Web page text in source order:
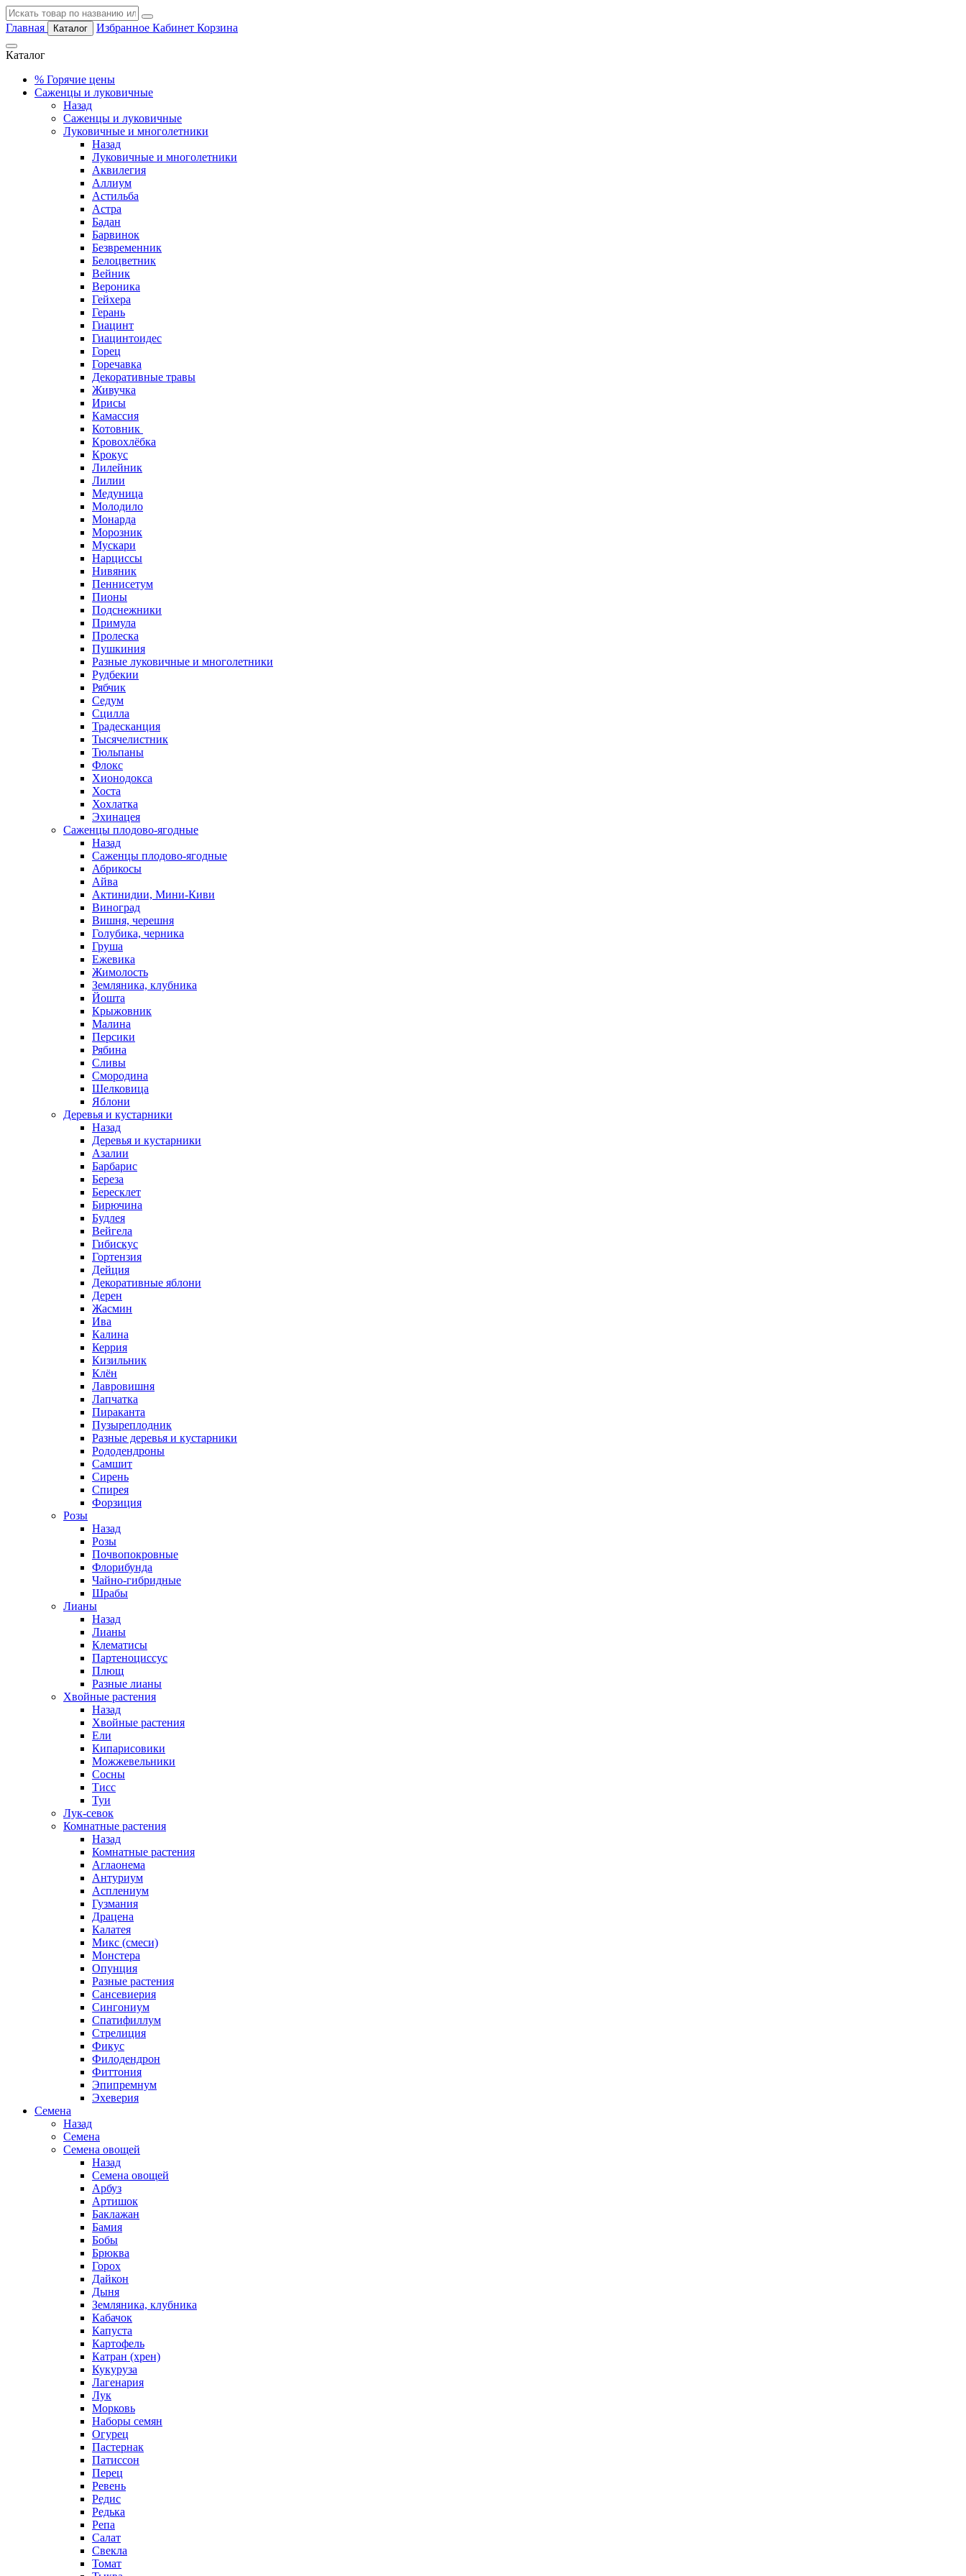
Главная Каталог Избранное Кабинет Корзина
Каталог
% Горячие цены
Саженцы и луковичные
Назад
Саженцы и луковичные
Луковичные и многолетники
Назад
Луковичные и многолетники
Аквилегия
Аллиум
Астильба
Астра
Бадан
Барвинок
Безвременник
Белоцветник
Вейник
Вероника
Гейхера
Герань
Гиацинт
Гиацинтоидес
Горец
Горечавка
Декоративные травы
Живучка
Ирисы
Камассия
Котовник
Кровохлёбка
Крокус
Лилейник
Лилии
Медуница
Молодило
Монарда
Морозник
Мускари
Нарциссы
Нивяник
Пеннисетум
Пионы
Подснежники
Примула
Пролеска
Пушкиния
Разные луковичные и многолетники
Рудбекии
Рябчик
Седум
Сцилла
Традесканция
Тысячелистник
Тюльпаны
Флокс
Хионодокса
Хоста
Хохлатка
Эхинацея
Саженцы плодово-ягодные
Назад
Саженцы плодово-ягодные
Абрикосы
Айва
Актинидии, Мини-Киви
Виноград
Вишня, черешня
Голубика, черника
Груша
Ежевика
Жимолость
Земляника, клубника
Йошта
Крыжовник
Малина
Персики
Рябина
Сливы
Смородина
Шелковица
Яблони
Деревья и кустарники
Назад
Деревья и кустарники
Азалии
Барбарис
Береза
Бересклет
Бирючина
Будлея
Вейгела
Гибискус
Гортензия
Дейция
Декоративные яблони
Дерен
Жасмин
Ива
Калина
Керрия
Кизильник
Клён
Лавровишня
Лапчатка
Пираканта
Пузыреплодник
Разные деревья и кустарники
Рододендроны
Самшит
Сирень
Спирея
Форзиция
Розы
Назад
Розы
Почвопокровные
Флорибунда
Чайно-гибридные
Шрабы
Лианы
Назад
Лианы
Клематисы
Партеноциссус
Плющ
Разные лианы
Хвойные растения
Назад
Хвойные растения
Ели
Кипарисовики
Можжевельники
Сосны
Тисс
Туи
Лук-севок
Комнатные растения
Назад
Комнатные растения
Аглаонема
Антуриум
Асплениум
Гузмания
Драцена
Калатея
Микс (смеси)
Монстера
Опунция
Разные растения
Сансевиерия
Сингониум
Спатифиллум
Стрелиция
Фикус
Филодендрон
Фиттония
Эпипремнум
Эхеверия
Семена
Назад
Семена
Семена овощей
Назад
Семена овощей
Арбуз
Артишок
Баклажан
Бамия
Бобы
Брюква
Горох
Дайкон
Дыня
Земляника, клубника
Кабачок
Капуста
Картофель
Катран (хрен)
Кукуруза
Лагенария
Лук
Морковь
Наборы семян
Огурец
Пастернак
Патиссон
Перец
Ревень
Редис
Редька
Репа
Салат
Свекла
Томат